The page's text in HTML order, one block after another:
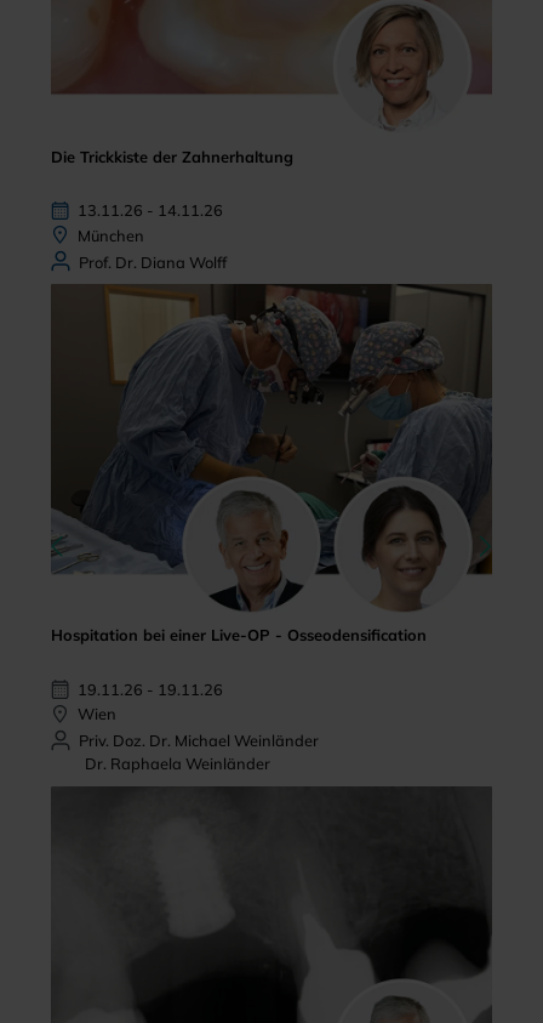
Die Trickkiste der Zahnerhaltung
13.11.26 - 14.11.26
München
Prof. Dr. Diana Wolff
Hospitation bei einer Live-OP - Osseodensification
19.11.26 - 19.11.26
Wien
Priv. Doz. Dr. Michael Weinländer
Dr. Raphaela Weinländer